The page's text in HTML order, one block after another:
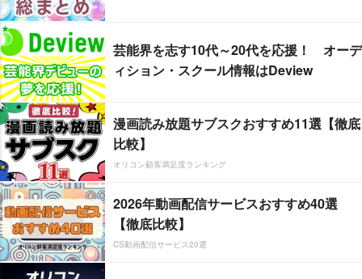
芸能界を志す10代～20代を応援！ オーデ
ィション・スクール情報はDeview
漫画読み放題サブスクおすすめ11選【徹底
比較】
オリコン顧客満足度ランキング
2026年動画配信サービスおすすめ40選
【徹底比較】
CS動画配信サービス20選